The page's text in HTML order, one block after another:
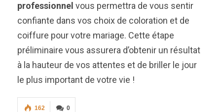
professionnel vous permettra de vous sentir
confiante dans vos choix de coloration et de
coiffure pour votre mariage. Cette étape
préliminaire vous assurera d’obtenir un résultat
à la hauteur de vos attentes et de briller le jour
le plus important de votre vie !
0
162